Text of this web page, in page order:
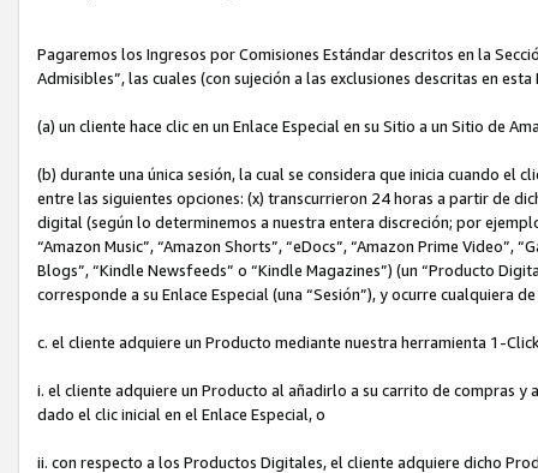
Pagaremos los Ingresos por Comisiones Estándar descritos en la
Admisibles”, las cuales (con sujeción a las exclusiones descritas en
(a) un cliente hace clic en un Enlace Especial en su Sitio a un Sitio de
(b) durante una única sesión, la cual se considera que inicia cuando el
entre las siguientes opciones: (x) transcurrieron 24 horas a partir de
digital (según lo determinemos a nuestra entera discreción; por
“Amazon Music”, “Amazon Shorts”, “eDocs”, “Amazon Prime Video”,
Blogs”, “Kindle Newsfeeds” o “Kindle Magazines”) (un “Producto
corresponde a su Enlace Especial (una “Sesión”), y ocurre cualquiera
c. el cliente adquiere un Producto mediante nuestra herramienta 1-
i. el cliente adquiere un Producto al añadirlo a su carrito de compras
dado el clic inicial en el Enlace Especial, o
ii. con respecto a los Productos Digitales, el cliente adquiere dicho